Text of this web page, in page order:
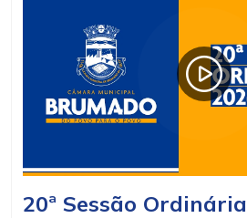
20ª Sessão Ordinária